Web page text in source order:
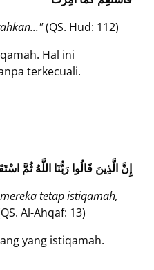
(QS. Hud: 112)
terkecuali.
إِنَّ الَّذِينَ قَالُوا رَبُّنَا اللَّهُ ثُمَّ
tetap istiqamah,
Al-Ahqaf: 13)
yang istiqamah.